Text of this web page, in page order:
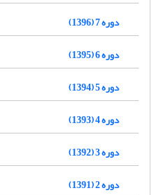
دوره 7 (1396)
دوره 6 (1395)
دوره 5 (1394)
دوره 4 (1393)
دوره 3 (1392)
دوره 2 (1391)